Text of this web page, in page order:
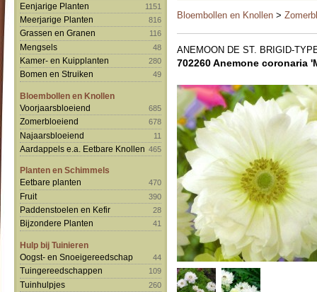
Eenjarige Planten 1151
Meerjarige Planten 816
Grassen en Granen 116
Mengsels 48
Kamer- en Kuipplanten 280
Bomen en Struiken 49
Bloembollen en Knollen
Voorjaarsbloeiend
685
Zomerbloeiend 678
Najaarsbloeiend 11
Aardappels e.a. Eetbare Knollen 465
Planten en Schimmels
Eetbare planten
470
Fruit 390
Paddenstoelen en Kefir 28
Bijzondere Planten 41
Hulp bij Tuinieren
Oogst- en Snoeigereedschap
44
Tuingereedschappen 109
Tuinhulpjes 260
Bloembollen en Knollen >
ANEMOON DE ST. BRIGID-
702260 Anemone coronaria